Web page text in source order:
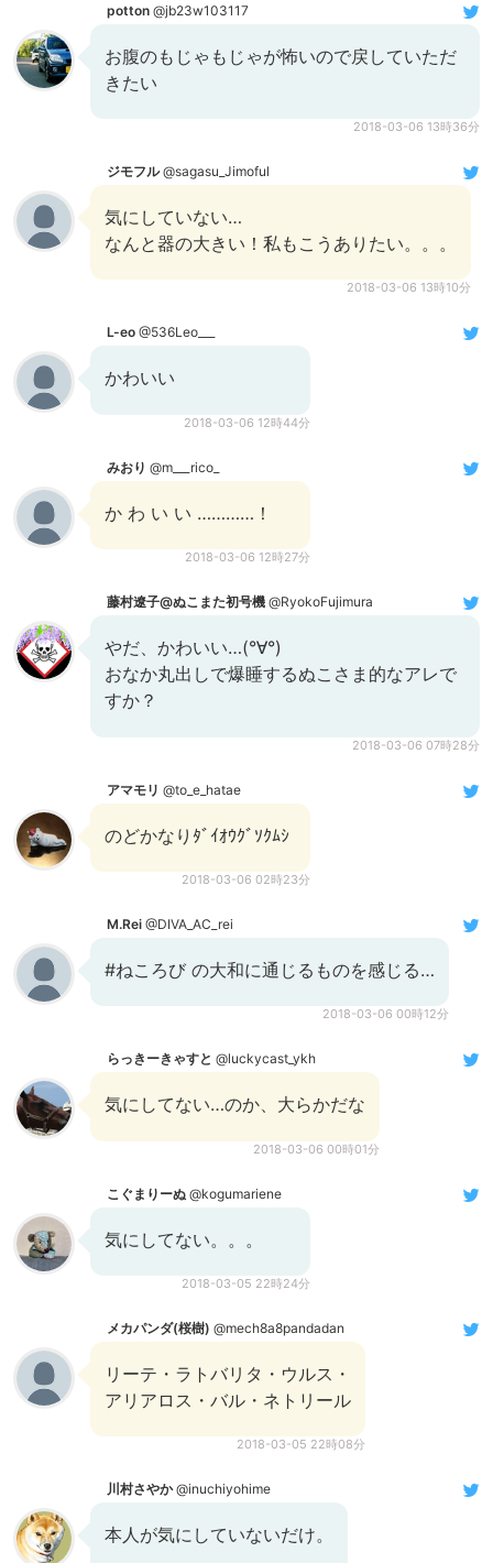
potton @jb23w103117
お腹のもじゃもじゃが怖いので戻していただ
きたい
2018-03-06 13時36分
ジモフル@sagasu_Jimoful
気にしていない…
なんと器の大きい！私もこうありたい。。。
2018-03-06 13時10分
L-eo @536Leo___
かわいい
2018-03-06 12時44分
みおり @m___rico_
か わ い い …………！
2018-03-06 12時27分
藤村遼子@ぬこまた初号機 @RyokoFujimura
やだ、かわいい…(°∀°)
おなか丸出しで爆睡するぬこさま的なアレで
すか？
2018-03-06 07時28分
アマモリ @to_e_hatae
のどかなりﾀﾞｲｵｳｸﾞｿｸﾑｼ
2018-03-06 02時23分
M.Rei @DIVA_AC_rei
#ねころび の大和に通じるものを感じる…
2018-03-06 00時12分
らっきーきゃすと @luckycast_ykh
気にしてない…のか、大らかだな
2018-03-06 00時01分
こぐまりーぬ @kogumariene
気にしてない。。。
2018-03-05 22時24分
メカパンダ(桜樹) @mech8a8pandadan
リーテ・ラトバリタ・ウルス・
アリアロス・バル・ネトリール
2018-03-05 22時08分
川村さやか@inuchiyohime
本人が気にしていないだけ。